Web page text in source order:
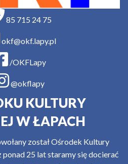
85 715 24 75
okf@okf.lapy.pl
/OKFLapy
@okflapy
KULTURY
W ŁAPACH
został Ośrodek Kultury
ponad 25 lat staramy się docierać